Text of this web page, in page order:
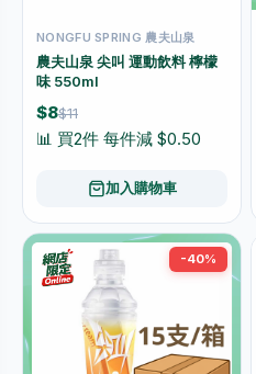
NONGFU SPRING 農夫山泉
農夫山泉 尖叫 運動飲料 檸檬
味 550ml
$8$11
📊 買2件 每件減 $0.50
加入購物車
-40%